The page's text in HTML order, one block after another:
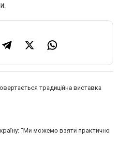
традиційна виставка
"Ми можемо взяти практично